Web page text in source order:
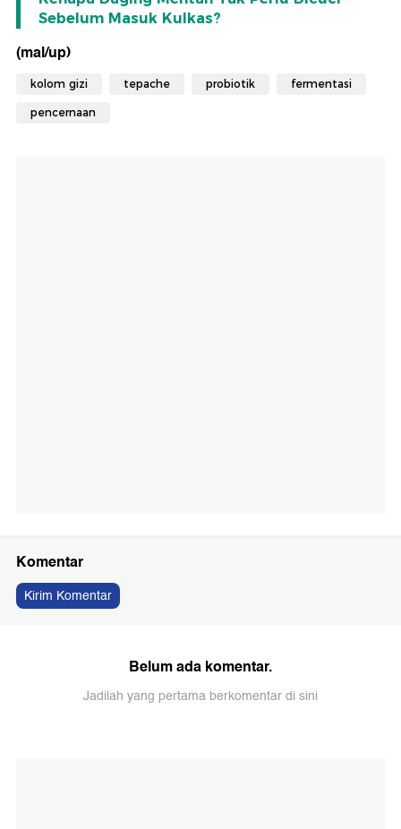
Sebelum Masuk Kulkas?
(mal/up)
kolom gizi tepache probiotik fermentasi
pencernaan
Komentar
Kirim Komentar
Belum ada komentar.
Jadilah yang pertama berkomentar di sini